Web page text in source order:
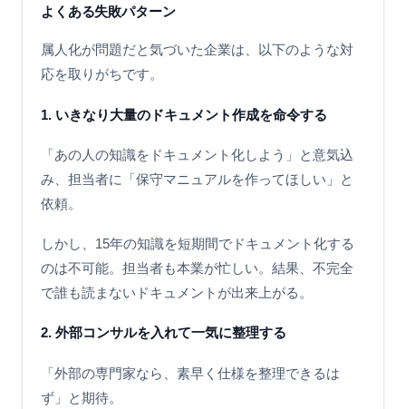
よくある失敗パターン
属人化が問題だと気づいた企業は、以下のような対
応を取りがちです。
1. いきなり大量のドキュメント作成を命令する
「あの人の知識をドキュメント化しよう」と意気込
み、担当者に「保守マニュアルを作ってほしい」と
依頼。
しかし、15年の知識を短期間でドキュメント化する
のは不可能。担当者も本業が忙しい。結果、不完全
で誰も読まないドキュメントが出来上がる。
2. 外部コンサルを入れて一気に整理する
「外部の専門家なら、素早く仕様を整理できるは
ず」と期待。